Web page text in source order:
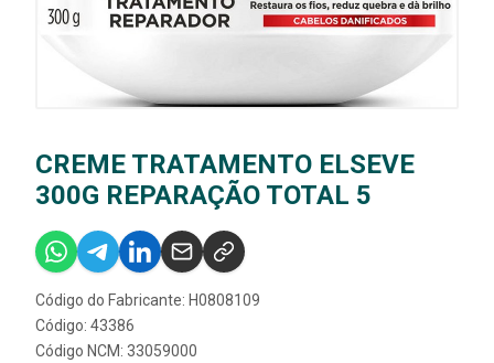
CREME TRATAMENTO ELSEVE
300G REPARAÇÃO TOTAL 5
Código do Fabricante: H0808109
Código: 43386
Código NCM: 33059000